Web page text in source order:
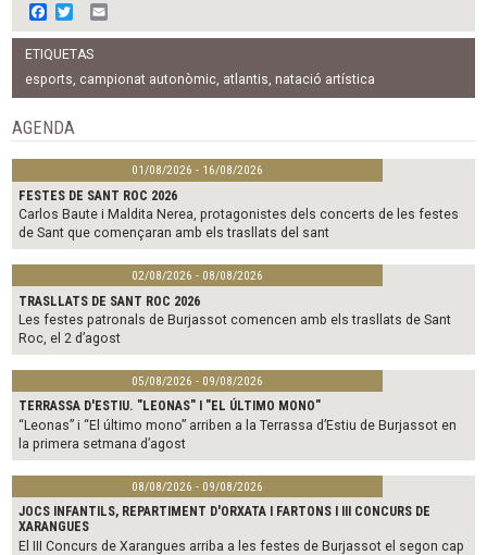
F
a
c
e
b
o
o
k
w
i
t
t
e
m
l
ETIQUETAS
esports, campionat autonòmic, atlantis, natació artística
AGENDA
01/08/2026 - 16/08/2026
FESTES DE SANT ROC 2026
Carlos Baute i Maldita Nerea, protagonistes dels concerts de les festes
de Sant que començaran amb els trasllats del sant
02/08/2026 - 08/08/2026
TRASLLATS DE SANT ROC 2026
Les festes patronals de Burjassot comencen amb els trasllats de Sant
Roc, el 2 d’agost
05/08/2026 - 09/08/2026
TERRASSA D'ESTIU. "LEONAS" I "EL ÚLTIMO MONO"
“Leonas” i “El último mono” arriben a la Terrassa d’Estiu de Burjassot en
la primera setmana d’agost
08/08/2026 - 09/08/2026
JOCS INFANTILS, REPARTIMENT D'ORXATA I FARTONS I III CONCURS DE
XARANGUES
El III Concurs de Xarangues arriba a les festes de Burjassot el segon cap